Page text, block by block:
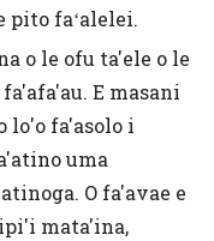
pito faʻalelei.
o le ofu ta'ele o le
E masani
lo'o fa'asolo i
uma
O fa'avae e
mata'ina,